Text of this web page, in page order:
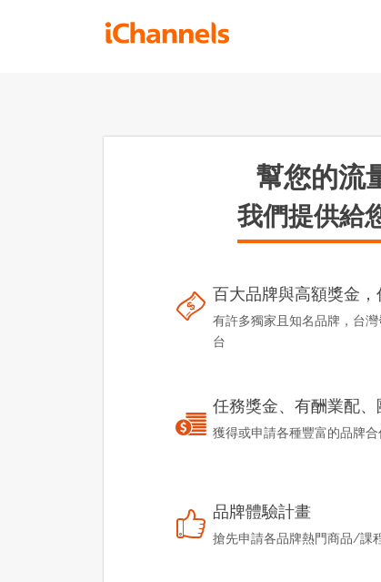
幫您的流
我們提供給
百大品牌與高額獎金
有許多獨家且知名品牌，台
台
任務獎金、有酬業配
獲得或申請各種豐富的品牌
品牌體驗計畫
搶先申請各品牌熱門商品/課